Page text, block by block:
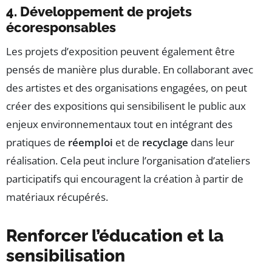
4. Développement de projets
écoresponsables
Les projets d’exposition peuvent également être
pensés de manière plus durable. En collaborant avec
des artistes et des organisations engagées, on peut
créer des expositions qui sensibilisent le public aux
enjeux environnementaux tout en intégrant des
pratiques de réemploi et de recyclage dans leur
réalisation. Cela peut inclure l’organisation d’ateliers
participatifs qui encouragent la création à partir de
matériaux récupérés.
Renforcer l’éducation et la
sensibilisation